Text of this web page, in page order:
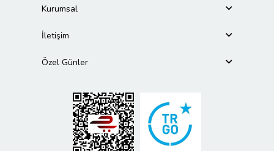
Kurumsal
İletişim
Özel Günler